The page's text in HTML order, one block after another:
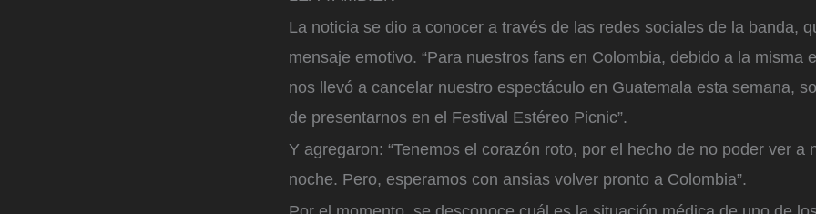
La noticia se dio a conocer a través de las redes sociales de la banda,
mensaje emotivo. “Para nuestros fans en Colombia, debido a la misma
nos llevó a cancelar nuestro espectáculo en Guatemala esta semana,
de presentarnos en el Festival Estéreo Picnic”.
Y agregaron: “Tenemos el corazón roto, por el hecho de no poder ver a
noche. Pero, esperamos con ansias volver pronto a Colombia”.